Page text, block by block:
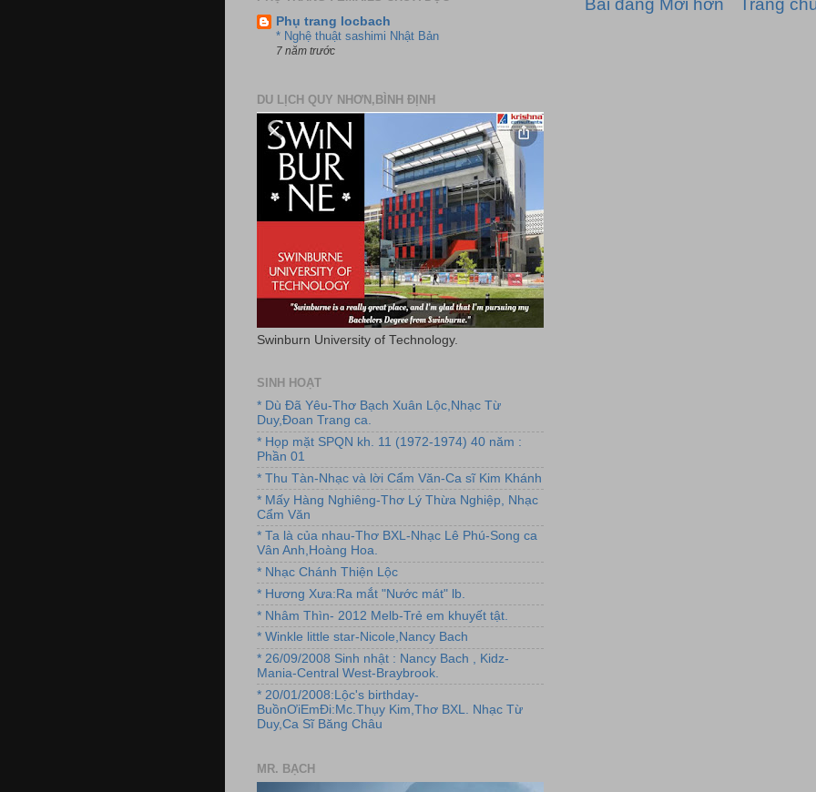
Phụ trang locbach
* Nghệ thuật sashimi Nhật Bản
7 năm trước
DU LỊCH QUY NHƠN,BÌNH ĐỊNH
Swinburn University of Technology.
SINH HOẠT
* Dù Đã Yêu-Thơ Bạch Xuân Lộc,Nhạc Từ
Duy,Đoan Trang ca.
* Họp mặt SPQN kh. 11 (1972-1974) 40 năm :
Phần 01
* Thu Tàn-Nhạc và lời Cẩm Văn-Ca sĩ Kim Khánh
* Mấy Hàng Nghiêng-Thơ Lý Thừa Nghiệp, Nhạc
Cẩm Văn
* Ta là của nhau-Thơ BXL-Nhạc Lê Phú-Song ca
Vân Anh,Hoàng Hoa.
* Nhạc Chánh Thiện Lộc
* Hương Xưa:Ra mắt "Nước mát" lb.
* Nhâm Thìn- 2012 Melb-Trẻ em khuyết tật.
* Winkle little star-Nicole,Nancy Bach
* 26/09/2008 Sinh nhật : Nancy Bach , Kidz-
Mania-Central West-Braybrook.
* 20/01/2008:Lộc's birthday-
BuồnƠiEmĐi:Mc.Thụy Kim,Thơ BXL. Nhạc Từ
Duy,Ca Sĩ Băng Châu
MR. BẠCH